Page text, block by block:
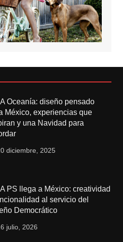
Oceanía: diseño pensado
México, experiencias que
y una Navidad para
diciembre, 2025
PS llega a México: creatividad
al servicio del
Democrático
julio, 2026